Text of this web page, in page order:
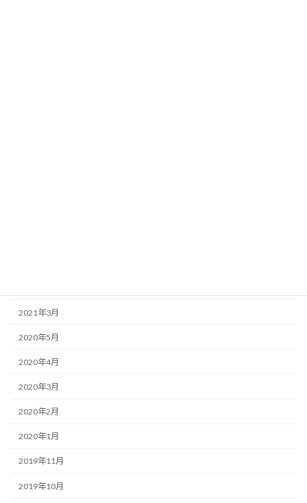
2021年3月
2020年5月
2020年4月
2020年3月
2020年2月
2020年1月
2019年11月
2019年10月